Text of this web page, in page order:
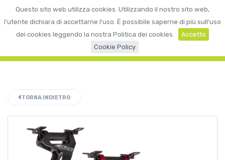
Questo sito web utilizza cookies. Utilizzando il nostro sito web,
l'utente dichiara di accettarne l'uso. È possibile saperne di più sull'uso
dei cookies leggendo la nostra Politica dei cookies.
Accetto
Cookie Policy
☰ 0
TORNA INDIETRO